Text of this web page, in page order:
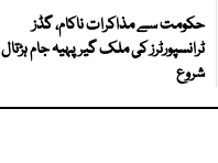
حکومت سے مذاکرات ناکام، گڈز
ٹرانسپورٹرز کی ملک گیر پہیہ جام ہڑتال
شروع